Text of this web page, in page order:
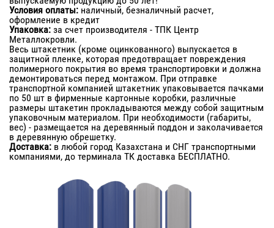
Условия оплаты: наличный, безналичный расчет,
оформление в кредит
Упаковка: за счет производителя - ТПК Центр
Металлокровли.
Весь штакетник (кроме оцинкованного) выпускается в
защитной пленке, которая предотвращает повреждения
полимерного покрытия во время транспортировки и должна
демонтироваться перед монтажом. При отправке
транспортной компанией штакетник упаковывается пачками
по 50 шт в фирменные картонные коробки, различные
размеры штакетин прокладываются между собой защитным
упаковочным материалом. При необходимости (габариты,
вес) - размещается на деревянный поддон и заколачивается
в деревянную обрешетку.
Доставка: в любой город Казахстана и СНГ транспортными
компаниями, до терминала ТК доставка БЕСПЛАТНО.